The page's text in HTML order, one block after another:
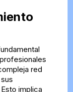
red
implica